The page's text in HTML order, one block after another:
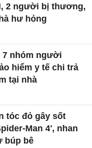
2 người bị thương,
hư hỏng
7 nhóm người
hiểm y tế chi trả
tại nhà
tóc đỏ gây sốt
Man 4', nhan
búp bê